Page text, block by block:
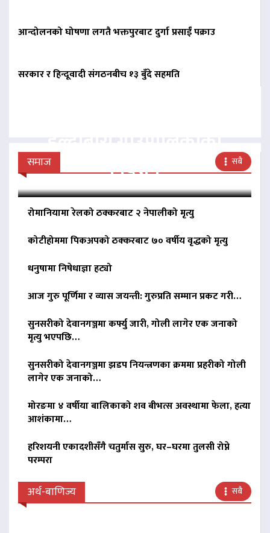
आन्दोलनको घोषणा लगतै भक्तपुरबाट दुर्गा प्रसाईं पक्राउ
सरकार र हिन्दूवादी संगठनबीच १३ बुँदे सहमति
समाज सबै
बिना दर्ता सञ्चालित
निर्देशन
रोमानियामा रेलको ठक्करबाट २ नेपालीको मृत्यु
कोटीहोममा पिकअपको ठक्करबाट ७० वर्षीय वृद्धको मृत्यु
धनुषामा निषेधाज्ञा हट्यो
आज गुरु पूर्णिमा र व्यास जयन्ती: गुरुप्रति सम्मान प्रकट गरी…
सुनसरीको देवानगञ्जमा कर्फ्यु जारी, गोली लागेर एक जनाको
मृत्यु भएपछि…
सुनसरीको देवानगञ्जमा झडप नियन्त्रणका क्रममा प्रहरीको गोली
लागेर एक जनाको…
मोरङमा ४ वर्षीया बालिकाको शव बीभत्स अवस्थामा फेला, हत्या
आशंकामा…
हरिशयनी एकादशीसँगै चतुर्मास सुरु, घर–घरमा तुलसी रोप्ने
परम्परा
अर्थ-बाणिज्य सबै